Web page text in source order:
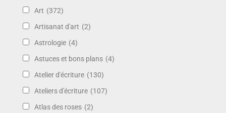
Art (372)
Artisanat d'art (2)
Astrologie (4)
Astuces et bons plans (4)
Atelier d'écriture (130)
Ateliers d'écriture (107)
Atlas des roses (2)